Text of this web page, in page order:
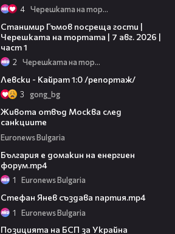
4 Черешката на тортата
Станимир Гъмов посреща гости |
Черешката на тортата | 7 авг. 2026 |
част 1
2 Черешката на тортата
Левски - Кайрат 1:0 /репортаж/
3 gong_bg
Живота отвъд Москва след
санкциите
Euronews Bulgaria
България е домакин на енергиен
форум.mp4
1 Euronews Bulgaria
Стефан Янев създава партия.mp4
1 Euronews Bulgaria
Позицията на БСП за Украйна